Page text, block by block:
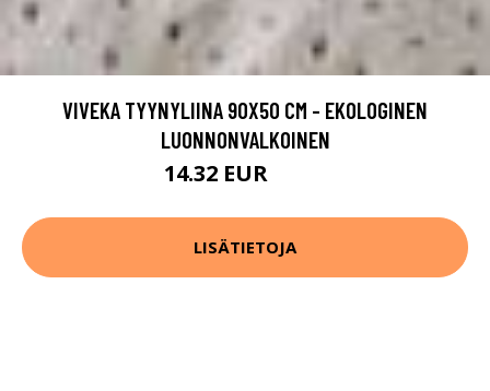
VIVEKA TYYNYLIINA 90X50 CM - EKOLOGINEN
LUONNONVALKOINEN
14.32 EUR
LISÄTIETOJA